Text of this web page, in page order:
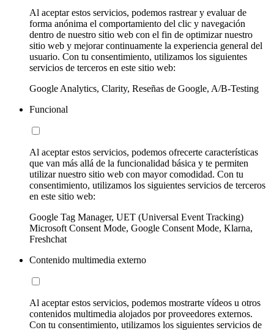
Al aceptar estos servicios, podemos rastrear y evaluar de
forma anónima el comportamiento del clic y navegación
dentro de nuestro sitio web con el fin de optimizar nuestro
sitio web y mejorar continuamente la experiencia general del
usuario. Con tu consentimiento, utilizamos los siguientes
servicios de terceros en este sitio web:
Google Analytics, Clarity, Reseñas de Google, A/B-Testing
Funcional
Al aceptar estos servicios, podemos ofrecerte características
que van más allá de la funcionalidad básica y te permiten
utilizar nuestro sitio web con mayor comodidad. Con tu
consentimiento, utilizamos los siguientes servicios de terceros
en este sitio web:
Google Tag Manager, UET (Universal Event Tracking)
Microsoft Consent Mode, Google Consent Mode, Klarna,
Freshchat
Contenido multimedia externo
Al aceptar estos servicios, podemos mostrarte vídeos u otros
contenidos multimedia alojados por proveedores externos.
Con tu consentimiento, utilizamos los siguientes servicios de